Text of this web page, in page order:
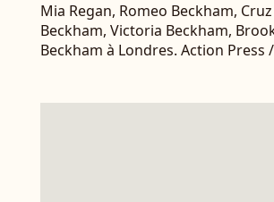
Mia Regan, Romeo Beckham,
Beckham, Victoria Beckham,
Beckham à Londres. Action Press